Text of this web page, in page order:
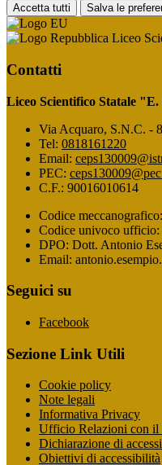
Accetta tutti Salva le
Liceo
Contatti
Liceo Scientifico Statale "E.
Via Acquaro, S.N.C. -
Tel: 0818161220
Email:
PEC:
C.F.: 90016010614
Codice
Codice univoco
DPO: Dott. Antonio
Email:
Seguici su
Facebook
Sezione Link Utili
Cookie policy
Note legali
Informativa Privacy
Ufficio Relazioni con il
Dichiarazione di
Obiettivi di accessibilità